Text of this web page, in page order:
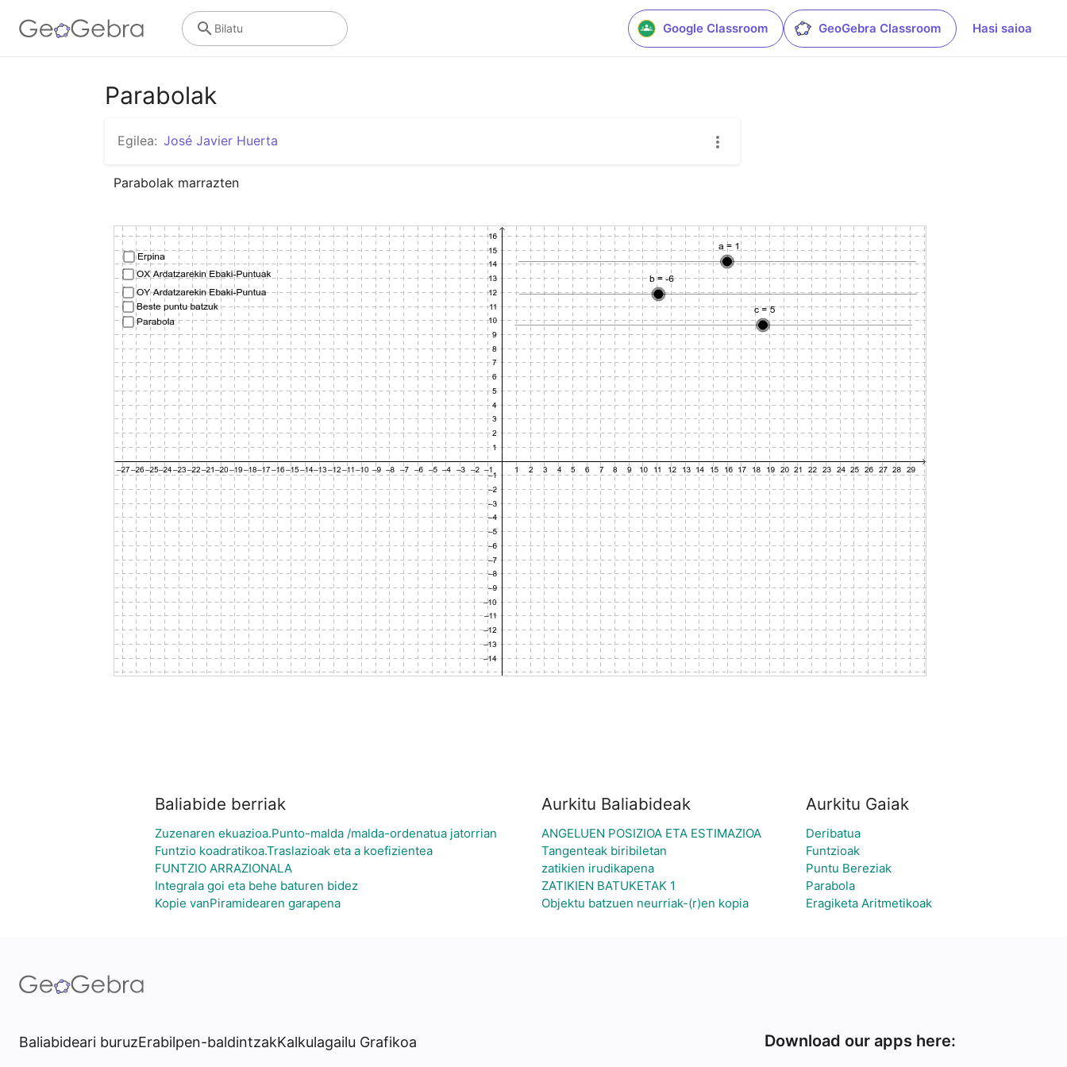
Google Classroom GeoGebra Classroom Hasi saioa
Bilatu
Parabolak
Egilea: José Javier Huerta
Parabolak marrazten
Baliabide berriak
Zuzenaren ekuazioa.Punto-malda /malda-ordenatua jatorrian
Funtzio koadratikoa.Traslazioak eta a koefizientea
FUNTZIO ARRAZIONALA
Integrala goi eta behe baturen bidez
Kopie vanPiramidearen garapena
Aurkitu Baliabideak
ANGELUEN POSIZIOA ETA ESTIMAZIOA
Tangenteak biribiletan
zatikien irudikapena
ZATIKIEN BATUKETAK 1
Objektu batzuen neurriak-(r)en kopia
Aurkitu Gaiak
Deribatua
Funtzioak
Puntu Bereziak
Parabola
Eragiketa Aritmetikoak
Baliabideari buruzErabilpen-baldintzakKalkulagailu Grafikoa Download our apps here: